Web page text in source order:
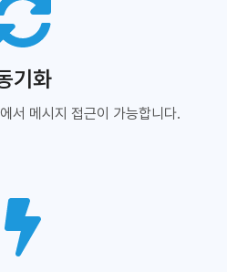
기화
서 메시지 접근이 가능합니다.